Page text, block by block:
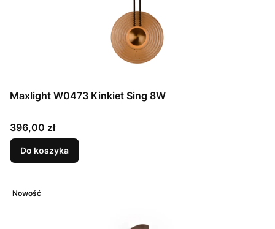
Maxlight W0473 Kinkiet Sing 8W
Cena
396,00 zł
Do koszyka
Nowość